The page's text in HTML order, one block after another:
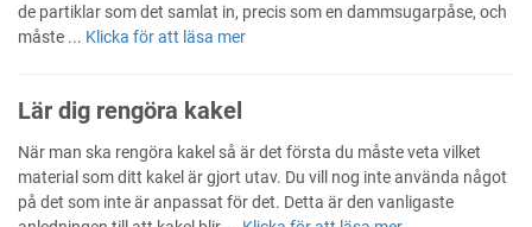
de partiklar som det samlat in, precis som en dammsugarpåse, och
måste ... Klicka för att läsa mer
Lär dig rengöra kakel
När man ska rengöra kakel så är det första du måste veta vilket
material som ditt kakel är gjort utav. Du vill nog inte använda något
på det som inte är anpassat för det. Detta är den vanligaste